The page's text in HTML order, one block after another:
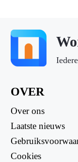
OVER
Over ons
Laatste nieuws
Cookies